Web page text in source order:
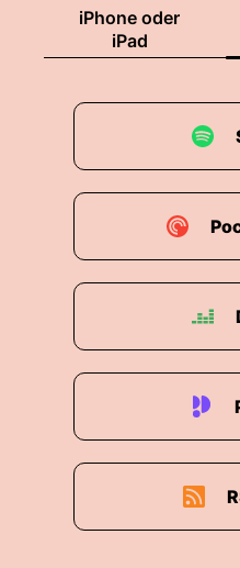
iPhone oder
iPad